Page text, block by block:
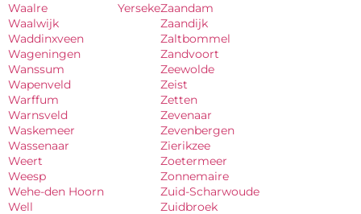
Waalre
Waalwijk
Waddinxveen
Wageningen
Wanssum
Wapenveld
Warffum
Warnsveld
Waskemeer
Wassenaar
Weert
Weesp
Wehe-den Hoorn
Well
YersekeZaandam
Zaandijk
Zaltbommel
Zandvoort
Zeewolde
Zeist
Zetten
Zevenaar
Zevenbergen
Zierikzee
Zoetermeer
Zonnemaire
Zuid-Scharwoude
Zuidbroek